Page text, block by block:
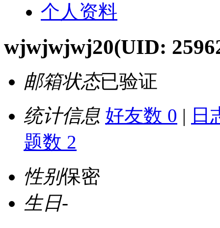
个人资料
wjwjwjwj20(UID:
邮箱状态已验证
统计信息 好友数 0 | 日
题数 2
性别保密
生日-